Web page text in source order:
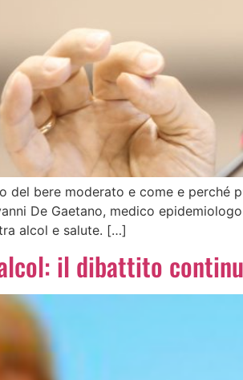
del bere moderato e come e
De Gaetano, medico
alcol e salute. […]
il dibattito